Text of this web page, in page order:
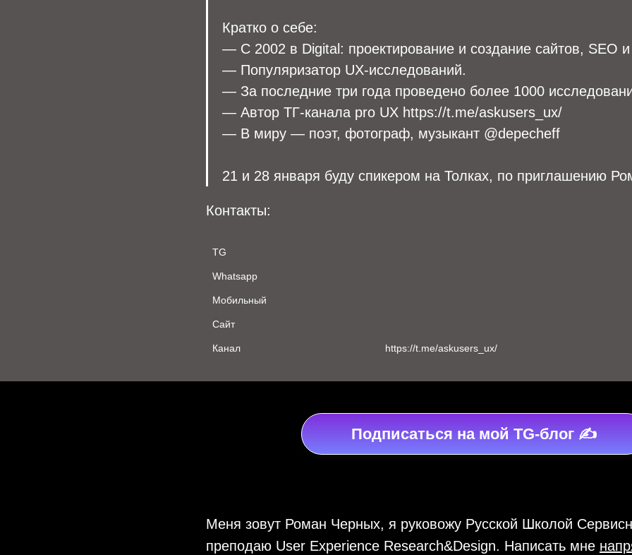
Кратко о себе:
— С 2002 в Digital: проектирование и создание сайтов, SEO и
— Популяризатор UX-исследований.
— За последние три года проведено более 1000
— Автор ТГ-канала pro UX https://t.me/askusers_ux/
— В миру — поэт, фотограф, музыкант @depecheff
21 и 28 января буду спикером на Толках, по приглашению
Контакты:
TG
Whatsapp
Мобильный
Сайт
Канал https://t.me/askusers_ux/
Подписаться на мой TG-блог ✍️
Меня зовут Роман Черных, я руковожу Русской Школой
преподаю User Experience Research&Design. Написать мне